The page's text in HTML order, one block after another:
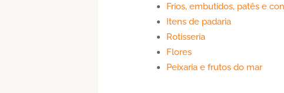
Frios, embutidos, patês e
Itens de padaria
Rotisseria
Flores
Peixaria e frutos do mar